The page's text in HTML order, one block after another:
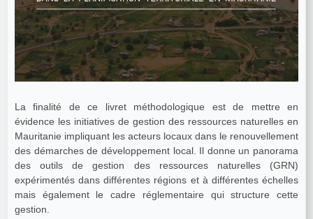
La finalité de ce livret méthodologique est de mettre en
évidence les initiatives de gestion des ressources naturelles en
Mauritanie impliquant les acteurs locaux dans le renouvellement
des démarches de développement local. Il donne un panorama
des outils de gestion des ressources naturelles (GRN)
expérimentés dans différentes régions et à différentes échelles
mais également le cadre réglementaire qui structure cette
gestion.